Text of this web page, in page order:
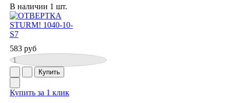
В наличии 1 шт.
583 руб
Купить за 1 клик